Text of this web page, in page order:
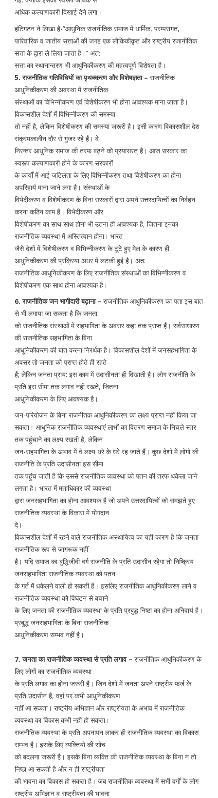
अधिक कल्याणकारी दिखाई देने लगा।
हंटिगटन ने लिखा है-”आधुनिक राजनीतिक समाज में धार्मिक, परम्परागत,
पारिवारिक व जातीय सत्ताओं की जगह एक लौकिकीकृत और राष्ट्रीय रजानीतिक
सत्ता के द्वारा ले लिया जाता है।” अत:
सत्ता का स्थानान्तरण भी आधुनिकीकरण की महत्वपूर्ण विशेषता है।
5. राजनीतिक गतिविधियों का पृथक्करण और विशेषज्ञता – राजनीतिक
आधुनिकीकरण की अवस्था में राजनीतिक
संस्थाओं का विभिन्नीकरण एवं विशेषीकरण भी होना आवश्यक माना जाता है।
विकासशील देशों में विभिन्नीकरण की समस्या
तो नहीं है, लेकिन विशेषीकरण की समस्या जरूरी है। इसी कारण विकासशील देश
संक्रमकालीन दौर से गुजर रहे हैं। वे
निरन्तर आधुनिक समाज की तरफ बढ़ने को प्रयासरत् हैं। आज सरकार का
स्वरूप कल्याणकारी होने के कारण सरकारों
के कार्यों में आई जटिलता के लिए विभिन्नीकरण तथा विशेषीकरण का होना
अपरिहार्य माना जाने लगा है। संस्थाओं के
विभेदीकरण व विशेषीकरण के बिना सरकारों द्वारा अपने उत्तरदायित्वों का निर्वहन
करना कठिन काम है। विभेदीकरण और
विशेषीकरण का साथ साथ होना भी उतना ही आवश्यक है, जितना इनका
राजनीतिक व्यवस्था में अस्तित्वान होना। भारत
जैसे देशों में विशेषीकरण व विभिन्नीकरण के टूटे हुए मेल के कारण ही
आधुनिकीकरण की प्रक्रिया अधर में लटकी हुई है। अत:
राजनीतिक आधुनिकीकरण के लिए राजनीतिक संस्थाओं का विभिन्नीकरण व
विशेषीकरण एक साथ होना आवश्यक है।
6. राजनीतिक जन भागीदारी बढ़ाना – राजनीतिक आधुनिकीकरण का पता इस बात
से भी लगाया जा सकता है कि जनता
को राजनीतिक संस्थाओं में सहभागिता के अवसर कहां तक प्राप्त हैं। सर्वसाधारण
की राजनीतिक सहभागिता के बिना
आधुनिकीकरण की बात करना निरर्थक है। विकासशील देशों में जनसहभागिता के
अवसर तो जनता को प्राप्त होते ही रहते
हैं; लेकिन जनता प्राय: इस काम में उदासीनता ही दिखाती है। लोग राजनीति के
प्रति इस सीमा तक लगाव नहीं रखते, जितना
आधुनिकीकरण के लिए आवश्यक है।
जन-परियोजन के बिना राजनीतक आधुनिकीकरण का लक्ष्य प्राप्त नहीं किया जा
सकता। आधुनिक राजनीतिक व्यवस्थाएं लाभों का वितरण समाज के निचले स्तर
तक पहुंचाने का लक्ष्य रखती है, लेकिन
जन-सहभागिता के अभाव में वे लक्ष्य धरे के धरे रह जाते हैं। कुछ देशों में लोगों की
राजनीति के प्रति उदासीनता इस सीमा
तक पहुंच जाती है कि उससे राजनीतिक व्यवस्था को पतन की तरफ धकेला जाने
लगता है। भारत में मताधिकार की व्यवस्था
द्वारा जनसहभागिता का होना आवश्यक है जो अपने उत्तरदायित्वों को समझते हुए
राजनीतिक व्यवस्था के विकास में योगदान
दे।
विकासशील देशों में रहने वाले राजनीतिक अस्थायित्व का यही कारण है कि जनता
राजनीतिक रूप से जागरूक नहीं
है। यदि समाज का बुद्धिजीवी वर्ग राजनीति के प्रति उदासीन रहेगा तो निष्क्रिय
जनसहभागिता राजनीतिक व्यवस्था को पतन
के गर्त में धकेलने वाली हो सकती है। इसलिए राजनीतिक आधुनिकीकरण लाने व
राजनीतिक व्यवस्था को विघटन से बचाने
के लिए जनता की राजनीतिक व्यवस्था के प्रति प्रबुद्ध निष्ठा का होना अनिवार्य है।
प्रबुद्ध जनसहभागिता के बिना राजनीतिक
आधुनिकीकरण सम्भव नहीं है।
7. जनता का राजनीतिक व्यवस्था से प्रति लगाव – राजनीतिक आधुनिकीकरण के
लिए लोगों का राजनीतिक व्यवस्था
के प्रति लगाव का होना जरूरी है। जिन देशों में जनता अपने राष्ट्रीय फर्ज के
प्रति उदासीन हैं, वहां पर कभी आधुनिकीकरण
नहीं आ सकता। राष्ट्रीय अभिज्ञान और राष्ट्रीयता के अभाव में राजनीतिक
व्यवस्था का विकास कभी नहीं हो सकता।
राजनीतिक व्यवस्था के प्रति अपनापन लाकर ही राजनीतिक व्यवस्था का विकास
सम्भव है। इसके लिए व्यक्तियों की सोच
को बदलना जरूरी है। इसके बिना व्यक्ति की राजनीतिक व्यवस्था के बिना न तो
निष्ठा आ सकती है और न ही राष्ट्रीयता
की भावना का विकास हो सकता है। जब राजनीतिक व्यवस्था में सभी वर्गों के लोग
राष्ट्रीय अभिज्ञान व राष्ट्रीयता की भावना